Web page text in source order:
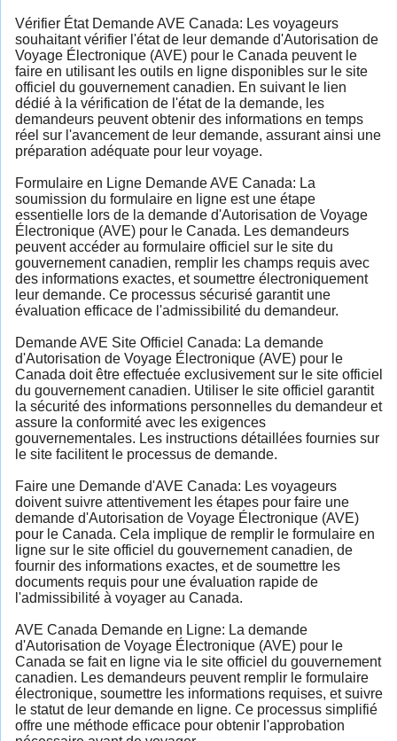
Vérifier État Demande AVE Canada: Les voyageurs
souhaitant vérifier l'état de leur demande d'Autorisation de
Voyage Électronique (AVE) pour le Canada peuvent le
faire en utilisant les outils en ligne disponibles sur le site
officiel du gouvernement canadien. En suivant le lien
dédié à la vérification de l'état de la demande, les
demandeurs peuvent obtenir des informations en temps
réel sur l'avancement de leur demande, assurant ainsi une
préparation adéquate pour leur voyage.
Formulaire en Ligne Demande AVE Canada: La
soumission du formulaire en ligne est une étape
essentielle lors de la demande d'Autorisation de Voyage
Électronique (AVE) pour le Canada. Les demandeurs
peuvent accéder au formulaire officiel sur le site du
gouvernement canadien, remplir les champs requis avec
des informations exactes, et soumettre électroniquement
leur demande. Ce processus sécurisé garantit une
évaluation efficace de l'admissibilité du demandeur.
Demande AVE Site Officiel Canada: La demande
d'Autorisation de Voyage Électronique (AVE) pour le
Canada doit être effectuée exclusivement sur le site officiel
du gouvernement canadien. Utiliser le site officiel garantit
la sécurité des informations personnelles du demandeur et
assure la conformité avec les exigences
gouvernementales. Les instructions détaillées fournies sur
le site facilitent le processus de demande.
Faire une Demande d'AVE Canada: Les voyageurs
doivent suivre attentivement les étapes pour faire une
demande d'Autorisation de Voyage Électronique (AVE)
pour le Canada. Cela implique de remplir le formulaire en
ligne sur le site officiel du gouvernement canadien, de
fournir des informations exactes, et de soumettre les
documents requis pour une évaluation rapide de
l'admissibilité à voyager au Canada.
AVE Canada Demande en Ligne: La demande
d'Autorisation de Voyage Électronique (AVE) pour le
Canada se fait en ligne via le site officiel du gouvernement
canadien. Les demandeurs peuvent remplir le formulaire
électronique, soumettre les informations requises, et suivre
le statut de leur demande en ligne. Ce processus simplifié
offre une méthode efficace pour obtenir l'approbation